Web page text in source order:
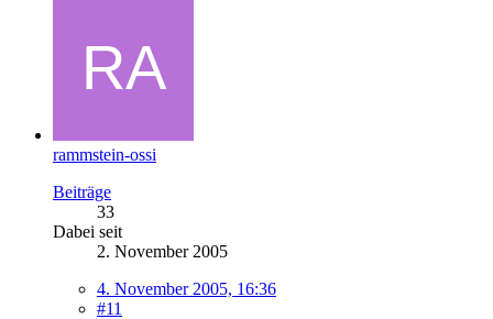
rammstein-ossi
Beiträge
33
Dabei seit
2. November 2005
4. November 2005, 16:36
#11